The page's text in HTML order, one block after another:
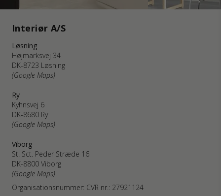
Interiør A/S
Løsning
Højmarksvej 34
DK-8723 Løsning
(Google Maps)
Ry
Kyhnsvej 6
DK-8680 Ry
(Google Maps)
Viborg
St. Sct. Peder Stræde 16
DK-8800 Viborg
(Google Maps)
Organisationsnummer: CVR nr.: 27921124